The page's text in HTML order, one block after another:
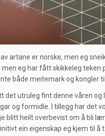
artane er norske, men eg
men eg har fått skikkeleg teken
både meitemark og kongler
det utruleg fint denne våren
og formidle. I tillegg har det
blitt heilt overbevist om å bli
ein eigenskap eg kjem til å